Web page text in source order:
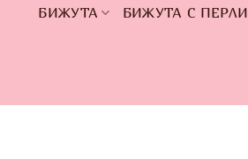
БИЖУТА БИЖУТА С ПЕРЛИ